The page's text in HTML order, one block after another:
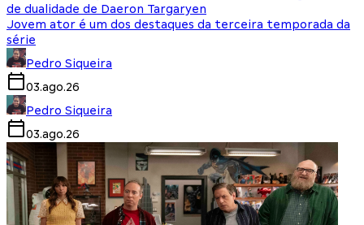
de dualidade de Daeron Targaryen
Jovem ator é um dos destaques da terceira temporada da
série
Pedro Siqueira
03.ago.26
Pedro Siqueira
03.ago.26